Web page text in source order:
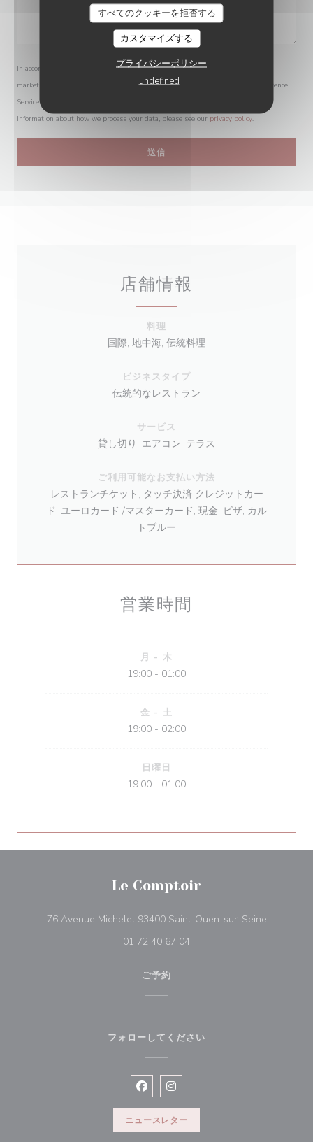
すべてのクッキーを拒否する
カスタマイズする
プライバシーポリシー
undefined
In accordance with data protection regulations, you have the right to opt out of
marketing communications. UK residents can register with the Telephone Preference
Service at
information about how we process your data, please see our privacy policy.
店舗情報
料理
国際, 地中海, 伝統料理
ビジネスタイプ
伝統的なレストラン
サービス
貸し切り, エアコン, テラス
ご利用可能なお支払い方法
レストランチケット, タッチ決済 クレジットカー
ド, ユーロカード /マスターカード, 現金, ビザ, カル
トブルー
営業時間
月 - 木
19:00 - 01:00
金 - 土
19:00 - 02:00
日曜日
19:00 - 01:00
Le Comptoir
76 Avenue Michelet 93400 Saint-Ouen-sur-Seine((新しい
01 72 40 67 04
ご予約
フォローしてください
Facebook ((新しいウィンドウで
Instagram ((新しいウィンド
ニュースレター